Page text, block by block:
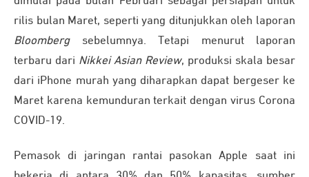
rilis bulan Maret, seperti yang ditunjukkan oleh laporan
Bloombergsebelumnya. Tetapi menurut laporan
terbaru dari Nikkei Asian Review, produksi skala besar
dari iPhone murah yang diharapkan dapat bergeser ke
Maret karena kemunduran terkait dengan virus Corona
COVID-19.
Pemasok di jaringan rantai pasokan Apple saat ini